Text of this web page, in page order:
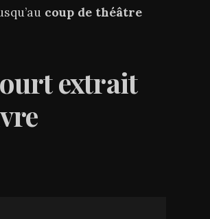
coup de théâtre
extrait